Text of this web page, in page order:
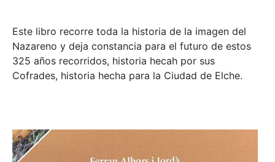
Este libro recorre toda la historia de la imagen del
Nazareno y deja constancia para el futuro de estos
325 años recorridos, historia hecah por sus
Cofrades, historia hecha para la Ciudad de Elche.